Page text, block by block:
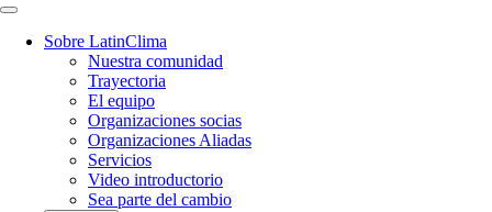
Navegación
Sobre LatinClima
Nuestra comunidad
Trayectoria
El equipo
Organizaciones socias
Organizaciones Aliadas
Servicios
Video introductorio
Sea parte del cambio